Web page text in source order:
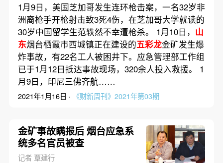
1月9日，美国芝加哥发生连环枪击案，一名32岁非
洲裔枪手开枪射击致3死4伤，在芝加哥大学就读的
30岁中国留学生范轶然不幸遭枪杀。 1月10日， 山
东烟台栖霞市西城镇正在建设的五彩龙金矿发生爆
炸事故，有22名工人被困井下。应急管理部工作组
已于1月12日抵达事故现场，320余人投入救援。 1
月9日，印尼三佛齐航……
2021年1月16日 · 《财新周刊》2021年第03期
金矿事故瞒报后 烟台应急系
统多名官员被查
记者 覃建行